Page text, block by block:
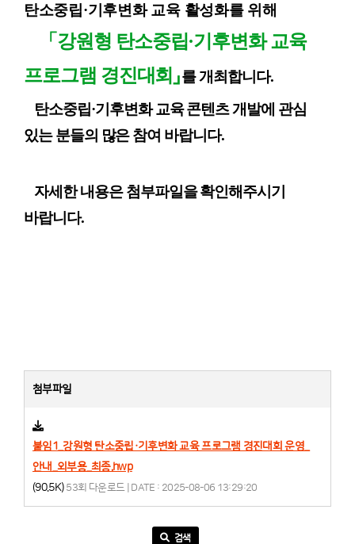
탄소중립·기후변화 교육 활성화를 위해
「 강원형 탄소중립·기후변화 교육
프로그램 경진대회 」 를개최합니다.
탄소중립·기후변화 교육 콘텐츠 개발에 관심
있는 분들의 많은 참여 바랍니다.
자세한 내용은 첨부파일을 확인해주시기
바랍니다.
첨부파일
붙임1_강원형 탄소중립·기후변화 교육 프로그램 경진대회 운영_
안내_외부용_최종.hwp
(90.5K) 53회 다운로드 | DATE : 2025-08-06 13:29:20
검색